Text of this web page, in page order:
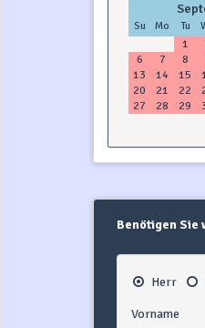
Su Mo Tu
1
6
7 8
13
14 15
20
21 22
27
28 29
Benötigen Sie
Herr
Vorname